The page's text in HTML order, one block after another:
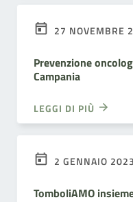
27 NOVEMBRE
Prevenzione
Campania
LEGGI DI PIÙ
2 GENNAIO 2023
TomboliAMO